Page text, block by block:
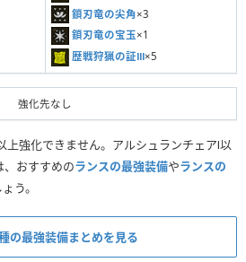
鎖刃竜の尖角×3
鎖刃竜の宝玉×1
歴戦狩猟の証Ⅲ×5
強化先なし
上強化できません。アルシュランチェアⅠ以
、おすすめのランスの最強装備やランスの
う。
の最強装備まとめを見る